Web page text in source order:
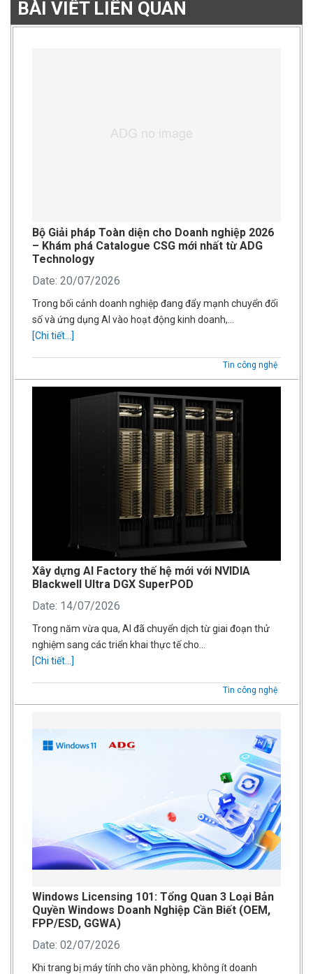
BÀI VIẾT LIÊN QUAN
Bộ Giải pháp Toàn diện cho Doanh nghiệp 2026
– Khám phá Catalogue CSG mới nhất từ ADG
Technology
Date: 20/07/2026
Trong bối cảnh doanh nghiệp đang đẩy mạnh chuyển đổi
số và ứng dụng AI vào hoạt động kinh doanh,…
[Chi tiết...]
Tin công nghệ
Xây dựng AI Factory thế hệ mới với NVIDIA
Blackwell Ultra DGX SuperPOD
Date: 14/07/2026
Trong năm vừa qua, AI đã chuyển dịch từ giai đoạn thử
nghiệm sang các triển khai thực tế cho…
[Chi tiết...]
Tin công nghệ
Windows Licensing 101: Tổng Quan 3 Loại Bản
Quyền Windows Doanh Nghiệp Cần Biết (OEM,
FPP/ESD, GGWA)
Date: 02/07/2026
Khi trang bị máy tính cho văn phòng, không ít doanh